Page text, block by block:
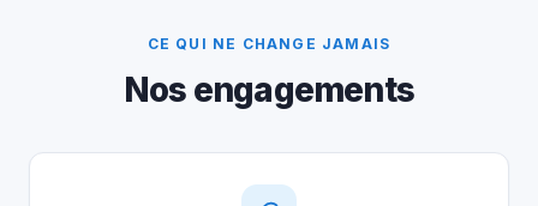
CE QUI NE CHANGE JAMAIS
Nos engagements